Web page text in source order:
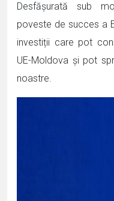
Desfășurată sub
poveste de succes a
investiții care pot
UE-Moldova și pot
noastre.